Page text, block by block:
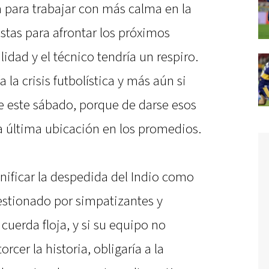
trabajar con más calma en la
para afrontar los próximos
y el técnico tendría un respiro.
la crisis futbolística y más aún si
sábado, porque de darse esos
última ubicación en los promedios.
la despedida del Indio como
por simpatizantes y
floja, y si su equipo no
la historia, obligaría a la